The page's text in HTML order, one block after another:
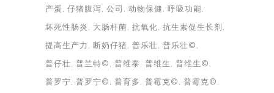
产蛋 仔猪腹泻 公司 动物保健
呼吸功能
坏死性肠炎
大肠杆菌 抗氧化 抗生素促生长剂
提高生产力
断奶仔猪 普乐壮 普乐壮©
普仔壮 普兰特© 普维泰 普维生
普维生©
普罗宁 普罗宁© 普育多 普霉克©
普霉克©